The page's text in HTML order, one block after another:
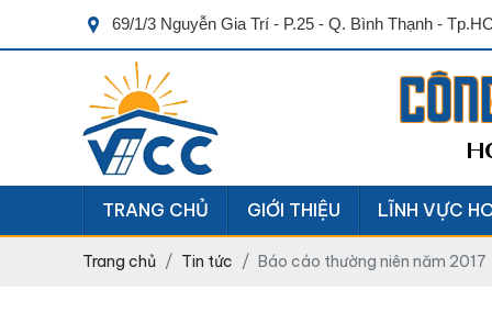
69/1/3 Nguyễn Gia Trí - P.25 - Q. Bình Thạnh -
TRANG CHỦ GIỚI THIỆU LĨNH VỰC
Trang chủ Tin tức Báo cáo thường niên năm 2017